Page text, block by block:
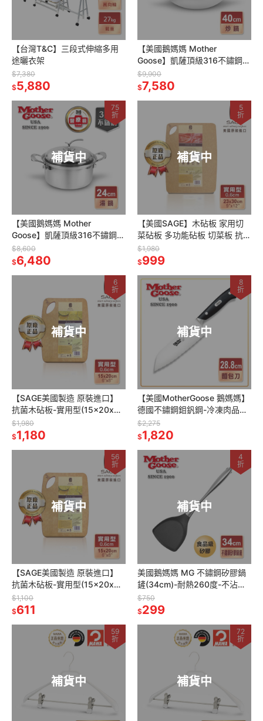
【台灣T&C】三段式伸縮多用
途曬衣架
$7,380
$5,880
【美國鵝媽媽 Mother
Goose】凱薩頂級316不鏽鋼炒
鍋 40cm 雙耳-醫療級不銹鋼
炒鍋
$9,900
$7,580
補貨中
75
折
【美國鵝媽媽 Mother
Goose】凱薩頂級316不鏽鋼湯
鍋24cm(湯鍋 不銹鋼鍋)
$8,600
$6,480
補貨中
5
折
【美國SAGE】木砧板 家用切
菜砧板 多功能砧板 切菜板 抗菌
木砧板-實用型(23x30x厚
0.6cm)
$1,980
$999
補貨中
6
折
【SAGE美國製造 原裝進口】
抗菌木砧板-實用型(15x20x厚
0.6cm)
$1,980
$1,180
補貨中
8
折
【美國MotherGoose 鵝媽媽】
德國不鏽鋼鉬釩鋼-冷凍肉品刀/
麵包刀28.8cm
$2,275
$1,820
補貨中
56
折
【SAGE美國製造 原裝進口】
抗菌木砧板-實用型(15x20x厚
0.6cm)
$1,100
$611
補貨中
4
折
美國鵝媽媽 MG 不鏽鋼矽膠鍋
鏟(34cm)-耐熱260度-不沾鍋
專用
$750
$299
補貨中
59
折
補貨中
72
折